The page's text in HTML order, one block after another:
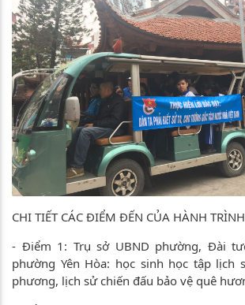
CHI TIẾT CÁC ĐIỂM ĐẾN CỦA HÀNH
- Điểm 1: Trụ sở UBND phường, Đài
phường Yên Hòa: học sinh học tập lịch
phương, lịch sử chiến đấu bảo vệ quê